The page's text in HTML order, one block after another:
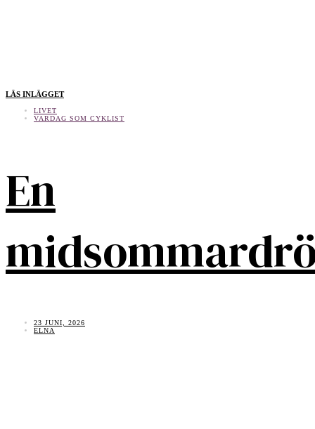
LÄS INLÄGGET
LIVET
VARDAG SOM CYKLIST
En
23 JUNI, 2026
ELNA